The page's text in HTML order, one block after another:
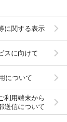
に関する表示
スに向けて
について
利用端末から
送信について